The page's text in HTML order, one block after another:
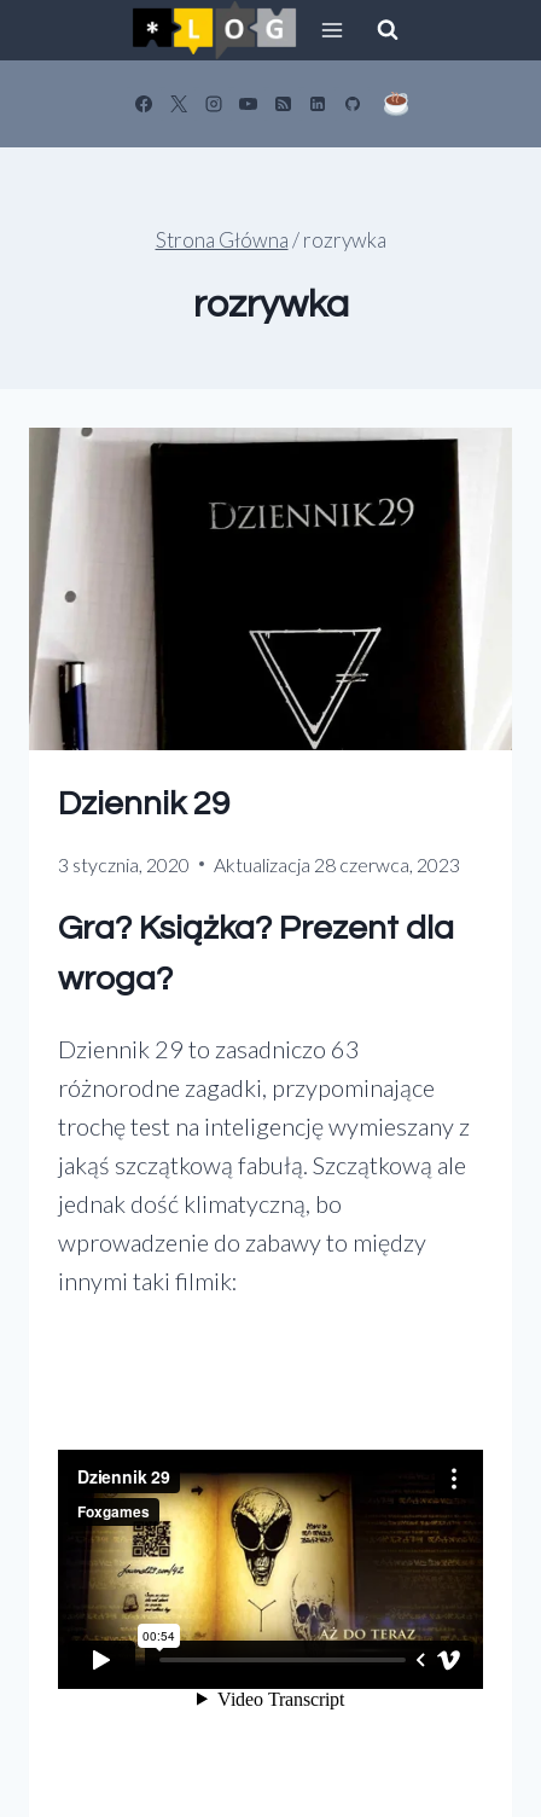
do
Strona Główna/ rozrywka
rozrywka
Dziennik 29
3 stycznia, 2020 Aktualizacja 28 czerwca, 2023
Gra? Książka? Prezent dla
wroga?
Dziennik 29 to zasadniczo 63
różnorodne zagadki, przypominające
trochę test na inteligencję wymieszany z
jakąś szczątkową fabułą. Szczątkową ale
jednak dość klimatyczną, bo
wprowadzenie do zabawy to między
innymi taki filmik: